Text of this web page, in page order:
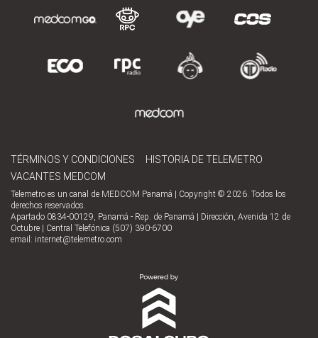
TÉRMINOS Y CONDICIONES
HISTORIA DE TELEMETRO
VACANTES MEDCOM
Telemetro es un canal de MEDCOM Panamá | Copyright © 2026. Todos los
derechos reservados.
Apartado 0834-00129, Panamá - Rep. de Panamá | Dirección, Avenida 12 de
Octubre | Central Telefónica (507) 390-6700
email: internet@telemetro.com